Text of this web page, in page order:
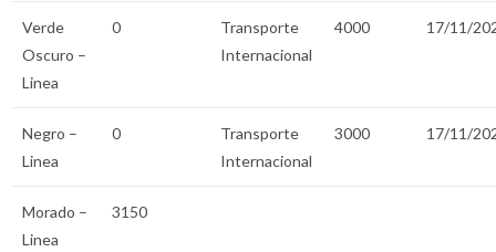
Verde
Oscuro –
Linea
0
Transporte
Internacional
4000 17/11/
Negro –
Linea
0
Transporte
Internacional
3000 17/11/
Morado –
Linea
3150